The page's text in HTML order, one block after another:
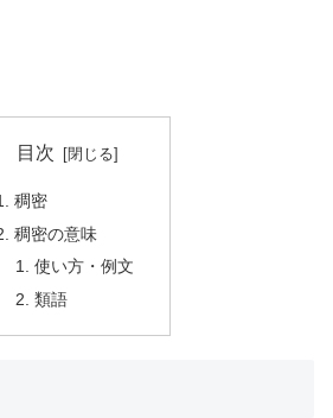
目次
稠密
稠密の意味
使い方・例文
類語